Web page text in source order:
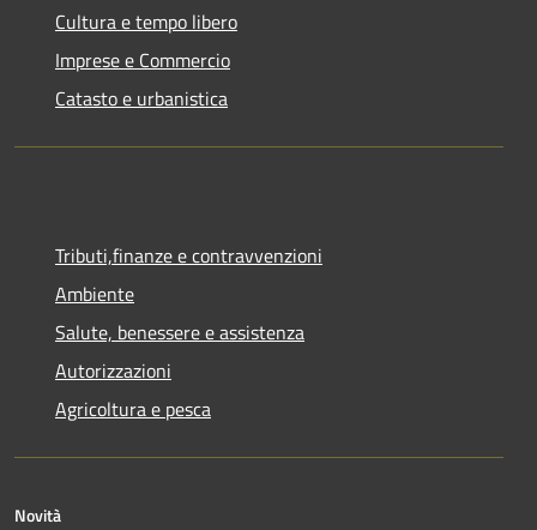
Cultura e tempo libero
Imprese e Commercio
Catasto e urbanistica
Tributi,finanze e contravvenzioni
Ambiente
Salute, benessere e assistenza
Autorizzazioni
Agricoltura e pesca
Novità